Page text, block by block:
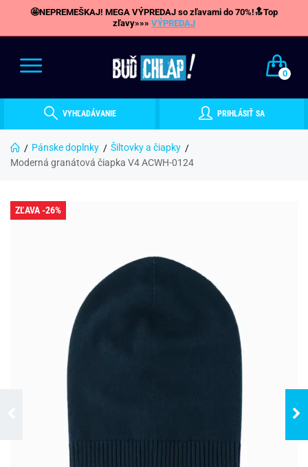
🤩NEPREMEŠKAJ! MEGA VÝPREDAJ so zľavami do 70%!🔝Top
zľavy»»» VÝPREDAJ
0
VYHĽADÁVANIE PRIHLÁSIŤ SA
Pánske doplnky
Šiltovky a čiapky
Moderná granátová čiapka V4 ACWH-0124
ZĽAVA -26%